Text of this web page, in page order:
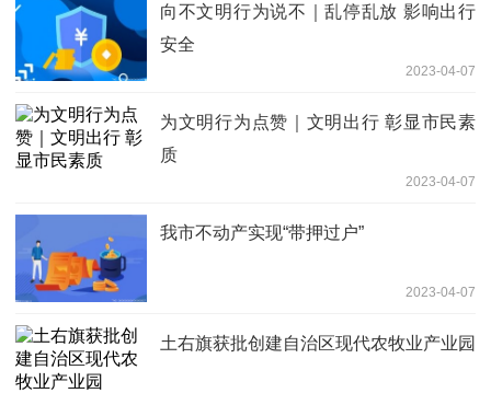
向不文明行为说不｜乱停乱放 影响出行
安全
2023-04-07
为文明行为点赞｜文明出行 彰显市民素
质
2023-04-07
我市不动产实现“带押过户”
2023-04-07
土右旗获批创建自治区现代农牧业产业园